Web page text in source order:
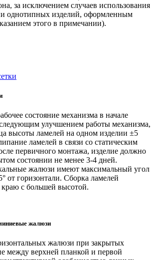
за исключением случаев использования
однотипных изделий, оформленным
этого в примечании).
состояние механизма в начале
улучшением работы механизма,
высоты ламелей на одном изделии ±5
ламелей в связи со статическим
первичного монтажа, изделие должно
состоянии не менее 3-4 дней.
жалюзи имеют максимальный угол
от горизонтали. Сборка ламелей
с большей высотой.
жалюзи
жалюзи при закрытых
между верхней планкой и первой